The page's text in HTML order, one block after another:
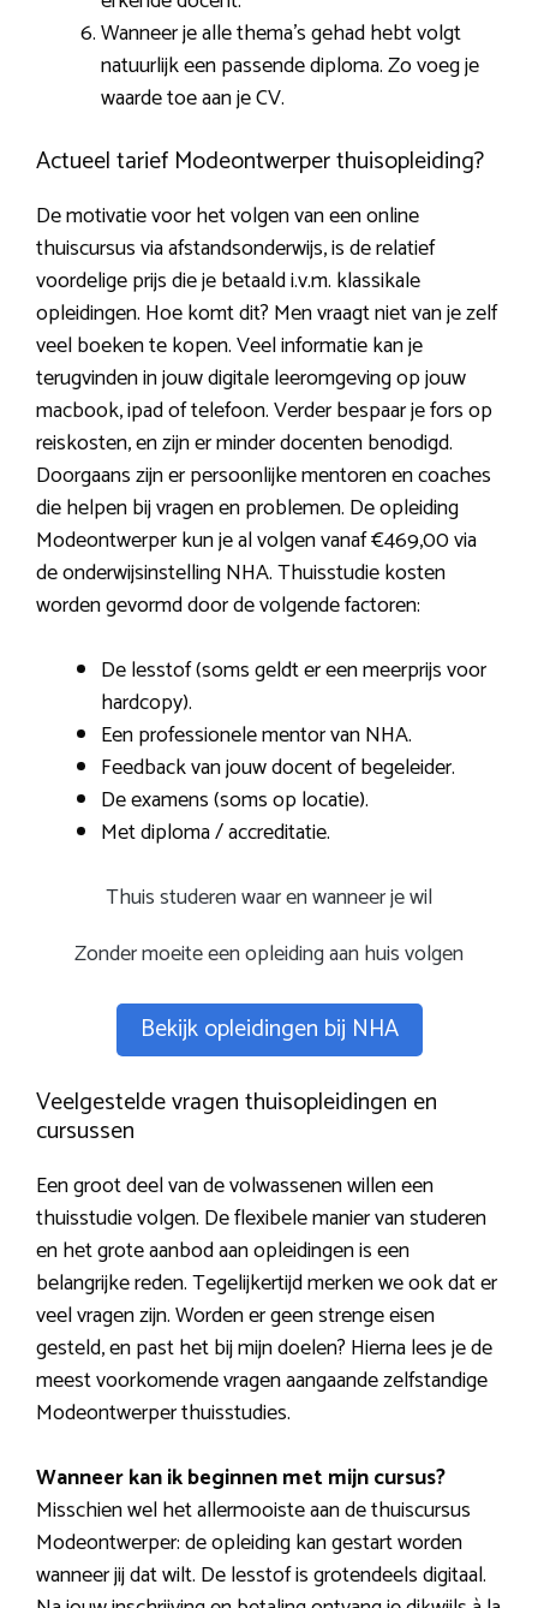
Wanneer je alle thema’s gehad hebt volgt
natuurlijk een passende diploma. Zo voeg je
waarde toe aan je CV.
Actueel tarief Modeontwerper thuisopleiding?
De motivatie voor het volgen van een online
thuiscursus via afstandsonderwijs, is de relatief
voordelige prijs die je betaald i.v.m. klassikale
opleidingen. Hoe komt dit? Men vraagt niet van je zelf
veel boeken te kopen. Veel informatie kan je
terugvinden in jouw digitale leeromgeving op jouw
macbook, ipad of telefoon. Verder bespaar je fors op
reiskosten, en zijn er minder docenten benodigd.
Doorgaans zijn er persoonlijke mentoren en coaches
die helpen bij vragen en problemen. De opleiding
Modeontwerper kun je al volgen vanaf €469,00 via
de onderwijsinstelling NHA. Thuisstudie kosten
worden gevormd door de volgende factoren:
De lesstof (soms geldt er een meerprijs voor
hardcopy).
Een professionele mentor van NHA.
Feedback van jouw docent of begeleider.
De examens (soms op locatie).
Met diploma / accreditatie.
Thuis studeren waar en wanneer je wil
Zonder moeite een opleiding aan huis volgen
Bekijk opleidingen bij NHA
Veelgestelde vragen thuisopleidingen en
cursussen
Een groot deel van de volwassenen willen een
thuisstudie volgen. De flexibele manier van studeren
en het grote aanbod aan opleidingen is een
belangrijke reden. Tegelijkertijd merken we ook dat er
veel vragen zijn. Worden er geen strenge eisen
gesteld, en past het bij mijn doelen? Hierna lees je de
meest voorkomende vragen aangaande zelfstandige
Modeontwerper thuisstudies.
Wanneer kan ik beginnen met mijn cursus?
Misschien wel het allermooiste aan de thuiscursus
Modeontwerper: de opleiding kan gestart worden
wanneer jij dat wilt. De lesstof is grotendeels digitaal.